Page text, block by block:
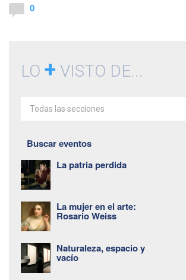
0
LO + VISTO DE...
Todas las secciones
Buscar eventos
La patria perdida
La mujer en el arte:
Rosario Weiss
Naturaleza, espacio y
vacío